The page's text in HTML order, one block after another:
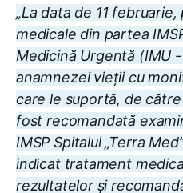
„La data de 11
medicale din partea
Medicină Urgentă (IMU
anamnezei vieții cu
care le suportă, de
fost recomandată
IMSP Spitalul „Terra
indicat tratament
rezultatelor și